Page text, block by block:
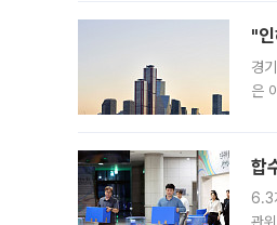
"
경
은
합
6.3